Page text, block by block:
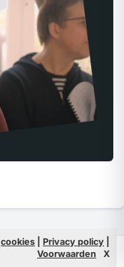
Info
cookies Privacy policy
Voorwaarden
X